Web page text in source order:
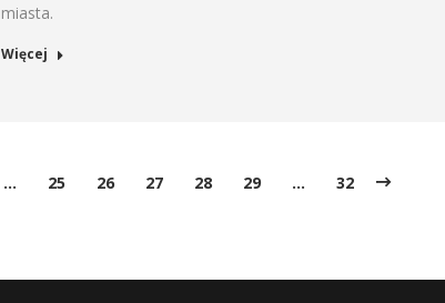
miasta.
Więcej
… 25 26 27 28 29 … 32